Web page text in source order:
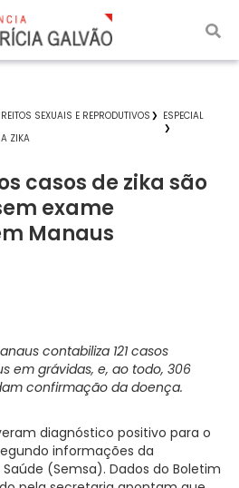
SEXUAIS E REPRODUTIVOS
ESPECIAL
ZIKA
casos de zika são
exame
Manaus
contabiliza 121 casos
em grávidas, e, ao todo, 306
confirmação da doença.
diagnóstico positivo para o
informações da
(Semsa). Dados do Boletim